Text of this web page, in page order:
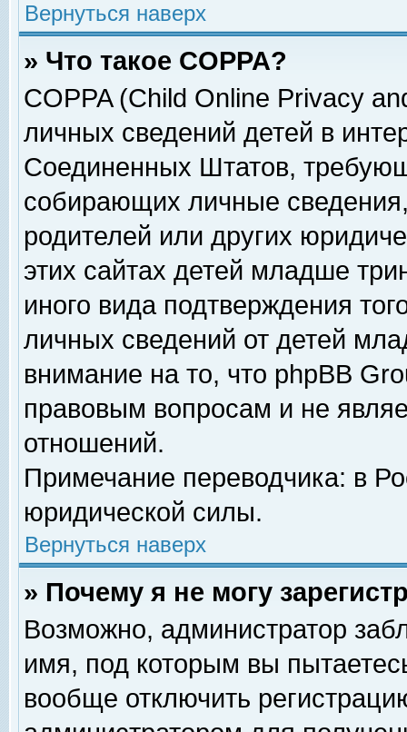
Вернуться наверх
» Что такое COPPA?
COPPA (Child Online Privacy
личных сведений детей в
Соединенных Штатов,
собирающих личные
родителей или других
этих сайтах детей младше
иного вида подтверждения
личных сведений от детей
внимание на то, что phpBB
правовым вопросам и не
отношений.
Примечание переводчика: в
юридической силы.
Вернуться наверх
» Почему я не могу
Возможно, администратор
имя, под которым вы
вообще отключить